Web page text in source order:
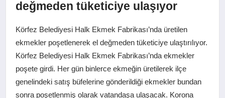
ÇEVRE
SPOR
EKONOMI
değmeden tüketiciye ulaşıyor
Körfez Belediyesi Halk Ekmek Fabrikası’nda üretilen
ekmekler poşetlenerek el değmeden tüketiciye ulaştırılıyor.
Körfez Belediyesi Halk Ekmek Fabrikası’nda ekmekler
poşete girdi. Her gün binlerce ekmeğin üretilerek ilçe
genelindeki satış büfelerine gönderildiği ekmekler bundan
sonra poşetlenmiş olarak vatandaşa ulaşacak. Korona